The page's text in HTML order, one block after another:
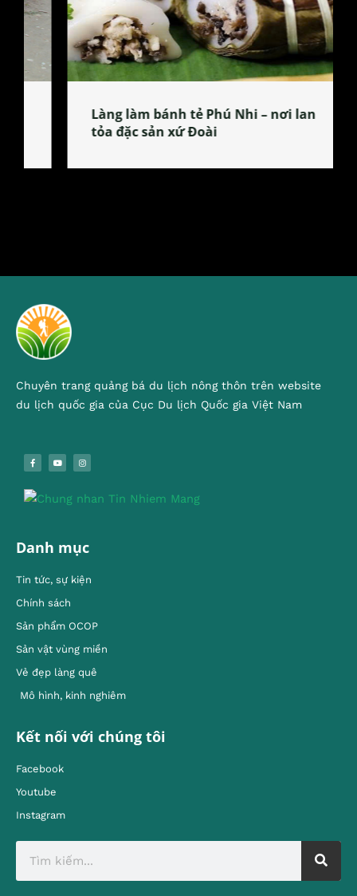
Làng làm bánh tẻ Phú Nhi – nơi lan
tỏa đặc sản xứ Đoài
Chuyên trang quảng bá du lịch nông thôn trên website
du lịch quốc gia của Cục Du lịch Quốc gia Việt Nam
Danh mục
Tin tức, sự kiện
Chính sách
Sản phẩm OCOP
Sản vật vùng miền
Vẻ đẹp làng quê
Mô hình, kinh nghiêm
Kết nối với chúng tôi
Facebook
Youtube
Instagram